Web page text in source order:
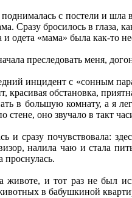
с постели и шла
Сразу бросилось в глаза,
и одета «мама» была как-то
преследовать меня,
инцидент с «сонным
красивая обстановка,
в большую комнату, а я
стене, оно звучало в такт
и сразу почувствовала:
налила чаю и стала
проснулась.
животе, и тот раз не был
в бабушкиной